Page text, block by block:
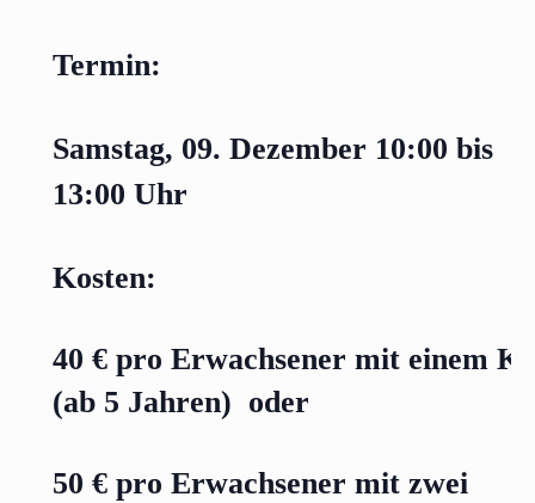
Termin:
Samstag, 09. Dezember 10:00 bis
13:00 Uhr
Kosten:
40 € pro Erwachsener mit einem
(ab 5 Jahren) oder
50 € pro Erwachsener mit zwei